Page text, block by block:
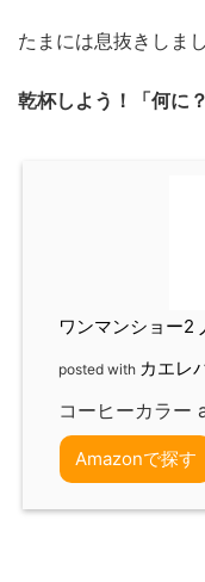
たまには息抜きしまし
乾杯しよう！「何に
ワンマンショー2
posted with カエレ
コーヒーカラー
Amazonで探す